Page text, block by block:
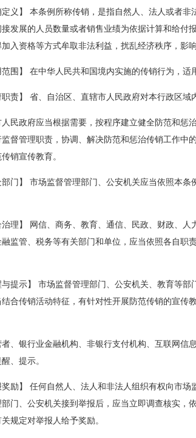
义】 本条例所称传销，是指自然人、法人或者非
发展的人员数量或者销售业绩为依据计算和给付
入资格等方式牟取非法利益，扰乱经济秩序，影
围】 在中华人民共和国境内实施的传销行为，适
责】 省、自治区、直辖市人民政府对本行政区域
民政府应当根据需要，按程序建立健全防范和惩
督管理职责，协调、解决防范和惩治传销工作中
销宣传教育。
门】 市场监督管理部门、公安机关应当依照本条
理】 网信、商务、教育、通信、民政、财政、人
监管、税务等有关部门和单位，应当依照各自职
提示】 市场监督管理部门、公安机关、教育等部
合传销活动特征，有针对性开展防范传销的宣传
、银行业金融机构、非银行支付机构、互联网信
、提示。
励】 任何自然人、法人和非法人组织有权向市场
门、公安机关接到举报后，应当立即调查核实，
规定对举报人给予奖励。